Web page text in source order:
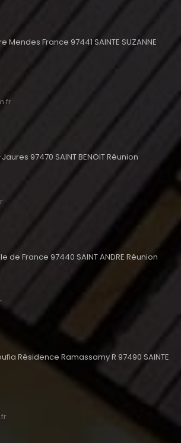
Mendes France 97441 SAINTE SUZANNE
97470 SAINT BENOIT Réunion
de France 97440 SAINT ANDRE Réunion
Résidence Ramassamy R 97490 SAINTE